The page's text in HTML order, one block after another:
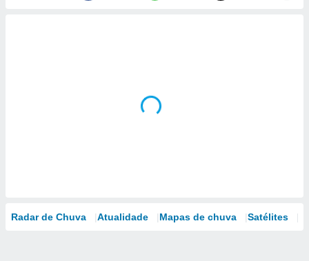
Radar de Chuva Atualidade Mapas de chuva Satélites